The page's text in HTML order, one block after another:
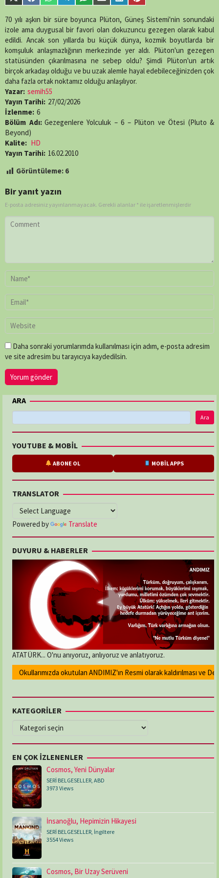
single-
line89
on
X
(Twitter)
on
Facebook
on
WhatsApp
on
Telegram
on
SMS
on
Email
on
LinkedIn
on
Pinterest
70 yılı aşkın bir süre boyunca Plüton, Güneş Sistemi'nin sonundaki
izole ama duygusal bir favori olan dokuzuncu gezegen olarak kabul
edildi. Ancak son yıllarda bu küçük dünya, kozmik boyutlarda bir
komşuluk anlaşmazlığının merkezinde yer aldı. Plüton'un gezegen
statüsünden çıkarılmasına ne sebep oldu? Şimdi Plüton'un artık
birçok arkadaşı olduğu ve bu uzak alemle hayal edebileceğinizden çok
daha fazla ortak noktamız olduğu anlaşılıyor.
Yazar: semih55
Yayın Tarihi: 27/02/2026
İzlenme: 6
Bölüm Adı: Gezegenlere Yolculuk – 6 – Plüton ve Ötesi (Pluto &
Beyond)
Kalite: HD
Yayın Tarihi: 16.02.2010
Görüntüleme: 6
Bir yanıt yazın
E-posta adresiniz yayınlanmayacak. Gerekli alanlar * ile işaretlenmişlerdir
Daha sonraki yorumlarımda kullanılması için adım, e-posta adresim
ve site adresim bu tarayıcıya kaydedilsin.
ARA
Ara
YOUTUBE & MOBİL
ABONE OL MOBİL APPS
TRANSLATOR
Powered by Translate
DUYURU & HABERLER
ATATÜRK... O'nu anıyoruz, anlıyoruz ve anlatıyoruz.
Okullarımızda okutulan ANDIMIZ'ın Resmi olarak kaldırılması ve
KATEGORİLER
KATEGORİLER
EN ÇOK İZLENENLER
Cosmos, Yeni Dünyalar
SERİ BELGESELLER, ABD
3973 Views
İnsanoğlu, Hepimizin Hikayesi
SERİ BELGESELLER, İngiltere
3554 Views
Cosmos, Bir Uzay Serüveni